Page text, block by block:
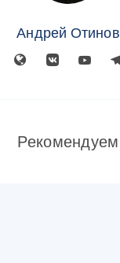
Андрей Отинов
Рекомендуем